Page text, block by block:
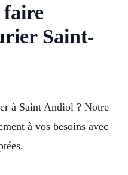
faire
Saint-
à Saint Andiol ? Notre
à vos besoins avec